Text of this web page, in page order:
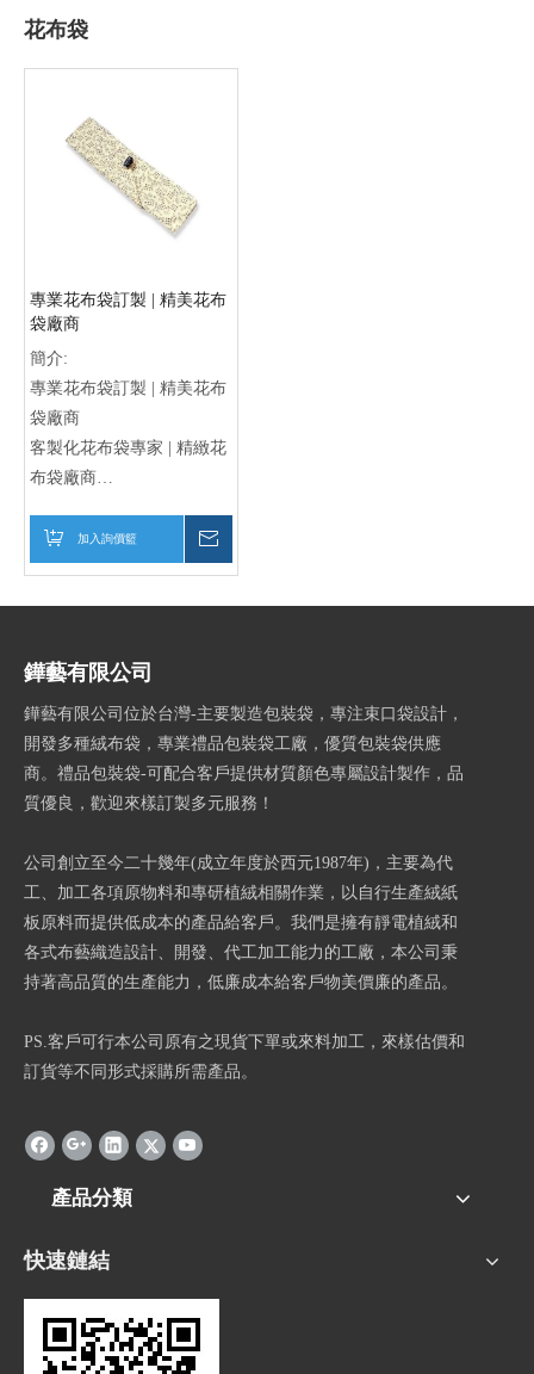
花布袋
專業花布袋訂製 | 精美花布
袋廠商
簡介:
專業花布袋訂製 | 精美花布
袋廠商
客製化花布袋專家 | 精緻花
布袋廠商
袋供應商加入詢價籃
鏵藝有限公司
鏵藝有限公司位於台灣-主要製造包裝袋，專注束口袋設計，
開發多種絨布袋，專業禮品包裝袋工廠，優質包裝袋供應
商。禮品包裝袋-可配合客戶提供材質顏色專屬設計製作，品
質優良，歡迎來樣訂製多元服務！
公司創立至今二十幾年(成立年度於西元1987年)，主要為代
工、加工各項原物料和專研植絨相關作業，以自行生產絨紙
板原料而提供低成本的產品給客戶。我們是擁有靜電植絨和
各式布藝織造設計、開發、代工加工能力的工廠，本公司秉
持著高品質的生產能力，低廉成本給客戶物美價廉的產品。
PS.客戶可行本公司原有之現貨下單或來料加工，來樣估價和
訂貨等不同形式採購所需產品。
產品分類
快速鏈結